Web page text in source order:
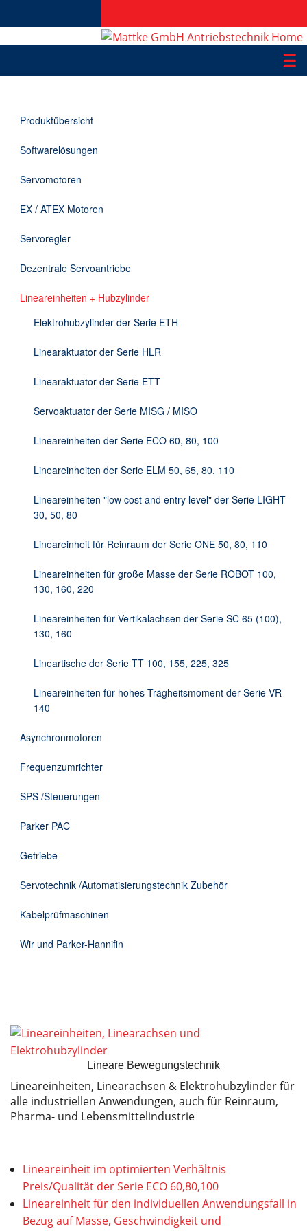
☰
Applikationen
Informationen
Downloads
Kontakt
Produktübersicht
Softwarelösungen
Servomotoren
EX / ATEX Motoren
Servoregler
Dezentrale Servoantriebe
Lineareinheiten + Hubzylinder
Elektrohubzylinder der Serie ETH
Linearaktuator der Serie HLR
Linearaktuator der Serie ETT
Servoaktuator der Serie MISG / MISO
Lineareinheiten der Serie ECO 60, 80, 100
Lineareinheiten der Serie ELM 50, 65, 80, 110
Lineareinheiten "low cost and entry level" der Serie LIGHT
30, 50, 80
Lineareinheit für Reinraum der Serie ONE 50, 80, 110
Lineareinheiten für große Masse der Serie ROBOT 100,
130, 160, 220
Lineareinheiten für Vertikalachsen der Serie SC 65 (100),
130, 160
Lineartische der Serie TT 100, 155, 225, 325
Lineareinheiten für hohes Trägheitsmoment der Serie VR
140
Asynchronmotoren
Frequenzumrichter
SPS /Steuerungen
Parker PAC
Getriebe
Servotechnik /Automatisierungstechnik Zubehör
Kabelprüfmaschinen
Wir und Parker-Hannifin
Lineare Bewegungstechnik
Lineareinheiten, Linearachsen & Elektrohubzylinder für
alle industriellen Anwendungen, auch für Reinraum,
Pharma- und Lebensmittelindustrie
Lineareinheit im optimierten Verhältnis
Preis/Qualität der Serie ECO 60,80,100
Lineareinheit für den individuellen Anwendungsfall in
Bezug auf Masse, Geschwindigkeit und